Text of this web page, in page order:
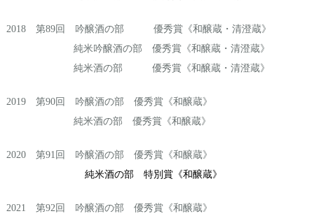
2018 第89回 吟醸酒の部 優秀賞《和醸蔵・清澄蔵》
純米吟醸酒の部 優秀賞《和醸蔵・清澄蔵》
純米酒の部 優秀賞《和醸蔵・清澄蔵》
2019 第90回 吟醸酒の部 優秀賞《和醸蔵》
純米酒の部 優秀賞《和醸蔵》
2020 第91回 吟醸酒の部 優秀賞《和醸蔵》
純米酒の部 特別賞《和醸蔵》
2021 第92回 吟醸酒の部 優秀賞《和醸蔵》